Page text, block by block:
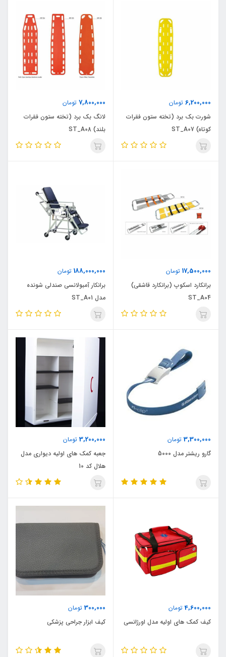
6,200,000 تومان
شورت بک برد (تخته ستون فقرات
کوتاه) ST_A07
7,800,000 تومان
لانگ بک برد (تخته ستون فقرات
بلند) ST_A08
17,500,000 تومان
برانکارد اسکوپ (برانکارد قاشقی)
ST_A04
188,000,000 تومان
برانکار آمبولانسی صندلی شونده
مدل ST_A01
3,300,000 تومان
گارو ریشتر مدل 5000
3,200,000 تومان
جعبه کمک های اولیه دیواری مدل
هلال کد 10
4,600,000تومان
کیف کمک های اولیه مدل اورژانسی
300,000 تومان
کیف ابزار جراحی پزشکی